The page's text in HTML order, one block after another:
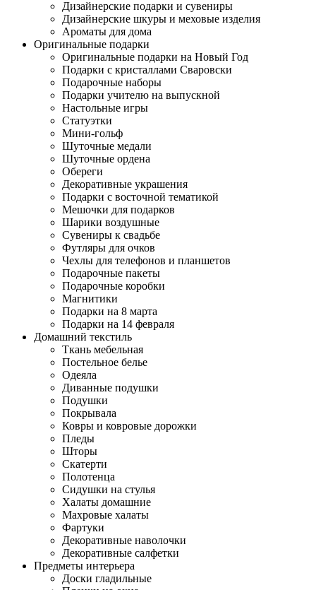
Дизайнерские подарки и сувениры
Дизайнерские шкуры и меховые изделия
Ароматы для дома
Оригинальные подарки
Оригинальные подарки на Новый Год
Подарки с кристаллами Сваровски
Подарочные наборы
Подарки учителю на выпускной
Настольные игры
Статуэтки
Мини-гольф
Шуточные медали
Шуточные ордена
Обереги
Декоративные украшения
Подарки с восточной тематикой
Мешочки для подарков
Шарики воздушные
Сувениры к свадьбе
Футляры для очков
Чехлы для телефонов и планшетов
Подарочные пакеты
Подарочные коробки
Магнитики
Подарки на 8 марта
Подарки на 14 февраля
Домашний текстиль
Ткань мебельная
Постельное белье
Одеяла
Диванные подушки
Подушки
Покрывала
Ковры и ковровые дорожки
Пледы
Шторы
Скатерти
Полотенца
Сидушки на стулья
Халаты домашние
Махровые халаты
Фартуки
Декоративные наволочки
Декоративные салфетки
Предметы интерьера
Доски гладильные